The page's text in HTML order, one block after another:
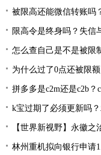
被限高还能微信转账吗
限高令是终身吗？失信
怎么查自己是不是被限
为什么过了0点还被限
拼多多是c2m还是c2b？
k宝过期了必须更新吗
【世界新视野】永徽
林州重机拟向银行申请1.2